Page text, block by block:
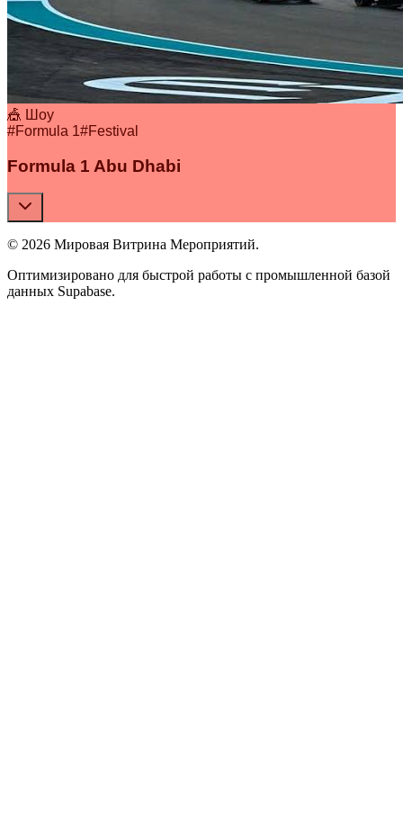
🎪 Шоу
#Formula 1#Festival
Formula 1 Abu Dhabi
© 2026 Мировая Витрина Мероприятий.
Оптимизировано для быстрой работы с промышленной базой
данных Supabase.